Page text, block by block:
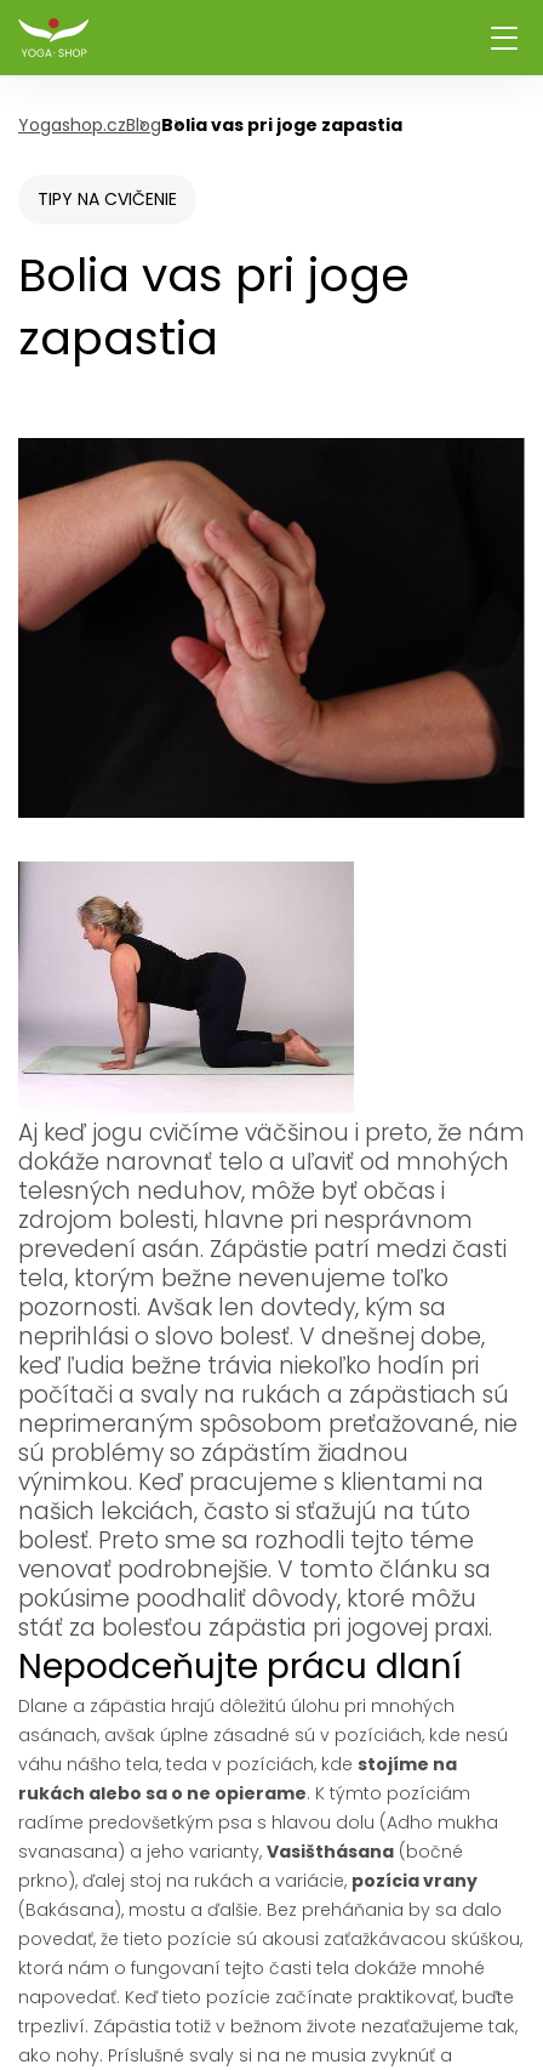
Yogashop.czBlogBolia vas pri joge zapastia
TIPY NA CVIČENIE
Bolia vas pri joge
zapastia
Aj keď jogu cvičíme väčšinou i preto, že nám
dokáže narovnať telo a uľaviť od mnohých
telesných neduhov, môže byť občas i
zdrojom bolesti, hlavne pri nesprávnom
prevedení asán. Zápästie patrí medzi časti
tela, ktorým bežne nevenujeme toľko
pozornosti. Avšak len dovtedy, kým sa
neprihlási o slovo bolesť. V dnešnej dobe,
keď ľudia bežne trávia niekoľko hodín pri
počítači a svaly na rukách a zápästiach sú
neprimeraným spôsobom preťažované, nie
sú problémy so zápästím žiadnou
výnimkou. Keď pracujeme s klientami na
našich lekciách, často si sťažujú na túto
bolesť. Preto sme sa rozhodli tejto téme
venovať podrobnejšie. V tomto článku sa
pokúsime poodhaliť dôvody, ktoré môžu
stáť za bolesťou zápästia pri jogovej praxi.
Nepodceňujte prácu dlaní
Dlane a zápästia hrajú dôležitú úlohu pri mnohých
asánach, avšak úplne zásadné sú v pozíciách, kde nesú
váhu nášho tela, teda v pozíciách, kde stojíme na
rukách alebo sa o ne opierame. K týmto pozíciám
radíme predovšetkým psa s hlavou dolu (Adho mukha
svanasana) a jeho varianty, Vasišthásana (bočné
prkno), ďalej stoj na rukách a variácie, pozícia vrany
(Bakásana), mostu a ďalšie. Bez preháňania by sa dalo
povedať, že tieto pozície sú akousi zaťažkávacou skúškou,
ktorá nám o fungovaní tejto časti tela dokáže mnohé
napovedať. Keď tieto pozície začínate praktikovať, buďte
trpezliví. Zápästia totiž v bežnom živote nezaťažujeme tak,
ako nohy. Príslušné svaly si na ne musia zvyknúť a